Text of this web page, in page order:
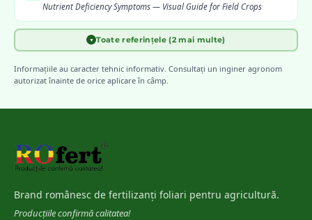
Nutrient Deficiency Symptoms — Visual Guide for Field Crops
INCDA Fundulea
din România
[5] Bergmann, W. (1992)
▼ Toate referințele (2 mai multe)
Informațiile au caracter tehnic informativ. Consultați un inginer agronom
autorizat înainte de orice aplicare în câmp.
Brand românesc de fertilizanți foliari pentru agricultură.
Producțiile confirmă calitatea!